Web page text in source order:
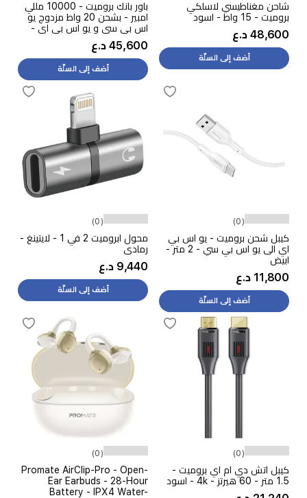
شاحن مغناطيسي لاسلكي
بروميت - 15 واط - اسود
48,600 د.ع
أضف إلى السلّة
باور بانك بروميت - 10000 مللي
امبير - بشحن 20 واط مزدوج يو
اس بي سي و يو اس بي اي -
شاشة LCD - ابيض
45,600 د.ع
أضف إلى السلّة
(0)
كيبل شحن بروميت - يو اس بي
اي الى يو اس بي سي - 2 متر -
ابيض
11,800 د.ع
أضف إلى السلّة
(0)
محول ابروميت 2 في 1 - لايتينغ -
رمادي
9,440 د.ع
أضف إلى السلّة
(0)
كيبل اتش دي ام اي بروميت -
1.5 متر - 60 هيرتز - 4k - اسود
(0)
Promate AirClip-Pro - Open-
Ear Earbuds - 28-Hour
Battery - IPX4 Water-